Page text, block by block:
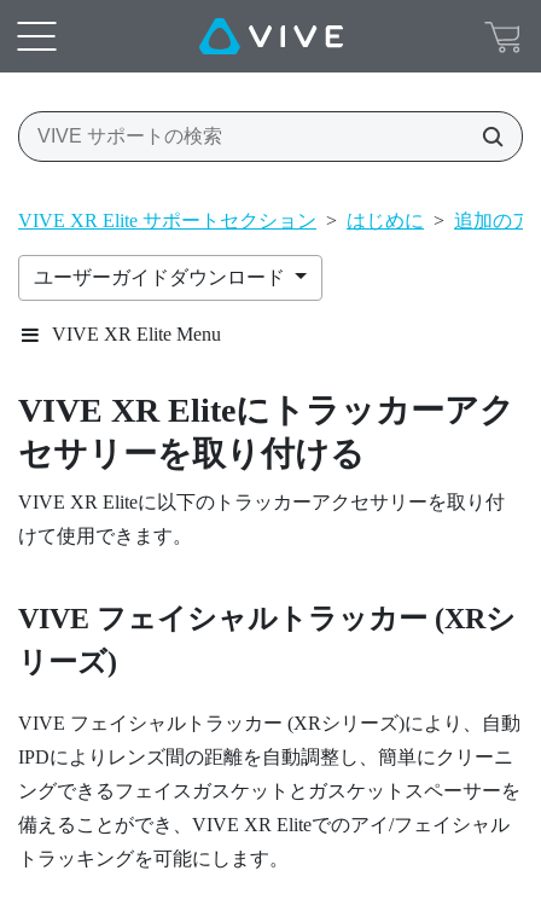
VIVE XR Elite サポートセクション > はじめに > 追加のア
ユーザーガイドダウンロード
VIVE XR Elite Menu
VIVE XR Eliteにトラッカーアク
セサリーを取り付ける
VIVE XR Eliteに以下のトラッカーアクセサリーを取り付
けて使用できます。
VIVE フェイシャルトラッカー (XRシ
リーズ)
VIVE フェイシャルトラッカー (XRシリーズ)により、自動
IPDによりレンズ間の距離を自動調整し、簡単にクリーニ
ングできるフェイスガスケットとガスケットスペーサーを
備えることができ、 VIVE XR Eliteでのアイ/フェイシャル
トラッキングを可能にします。